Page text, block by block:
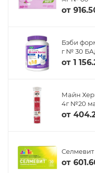
от
Бэби
г № 30
от 1
Майн
4г №20
от
от